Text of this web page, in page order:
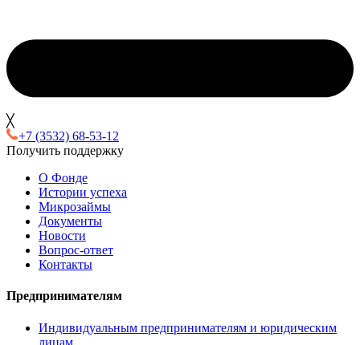
╳
+7 (3532) 68-53-12
Получить поддержку
О Фонде
Истории успеха
Микрозаймы
Документы
Новости
Вопрос-ответ
Контакты
Предпринимателям
Индивидуальным предпринимателям и юридическим
лицам